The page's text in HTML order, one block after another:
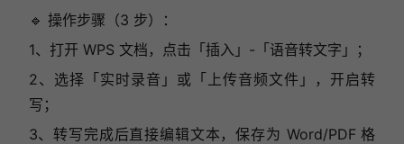
🔹 操作步骤（3 步）：
1、打开 WPS 文档，点击「插入」-「语音转文字」；
2、选择「实时录音」或「上传音频文件」，开启转
写；
3、转写完成后直接编辑文本，保存为 Word/PDF 格